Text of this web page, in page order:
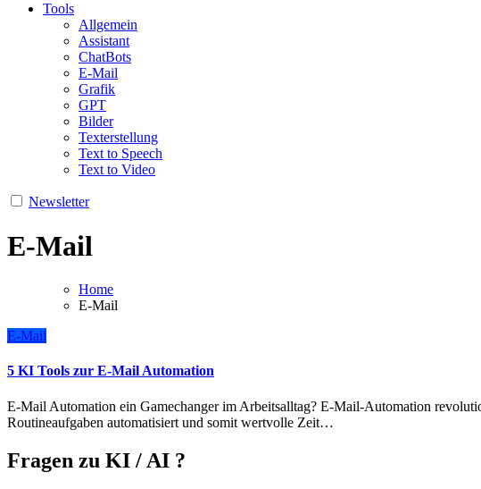
Tools
Allgemein
Assistant
ChatBots
E-Mail
Grafik
GPT
Bilder
Texterstellung
Text to Speech
Text to Video
Newsletter
E-Mail
Home
E-Mail
E-Mail
5 KI Tools zur E-Mail Automation
E-Mail Automation ein Gamechanger im Arbeitsalltag? E-Mail-Automation revolutioniert den Arbeitsalltag, indem sie
Routineaufgaben automatisiert und somit wertvolle Zeit…
Fragen zu KI / AI ?